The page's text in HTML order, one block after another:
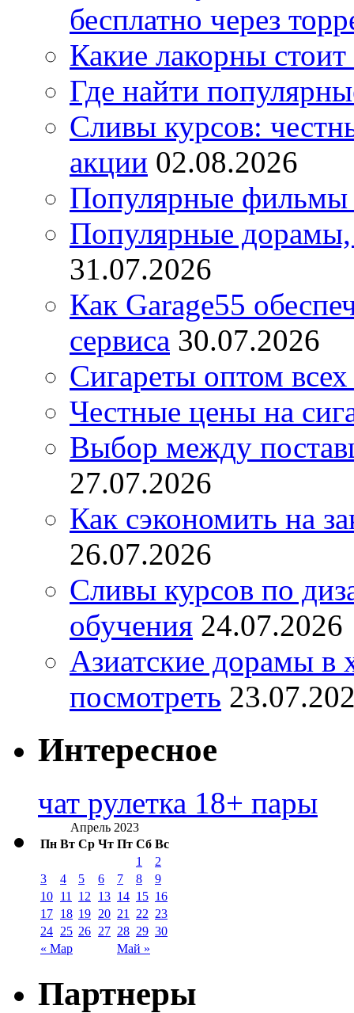
бесплатно через
Какие лакорны стоит
Где найти
Сливы курсов:
акции 02.08.2026
Популярные фильмы
Популярные дорамы,
31.07.2026
Как Garage55
сервиса 30.07.2026
Сигареты оптом
Честные цены на
Выбор между
27.07.2026
Как сэкономить на
26.07.2026
Сливы курсов по
обучения 24.07.2026
Азиатские дорамы в
посмотреть
Интересное
чат рулетка 18+ пары
Апрель 2023
Пн Вт Ср Чт Пт Сб Вс
« Мар Май »
1
2
3
4 5 6 7 8
9
10 11 12 13 14 15 16
17 18 19 20 21 22 23
24 25 26 27 28 29 30
Партнеры